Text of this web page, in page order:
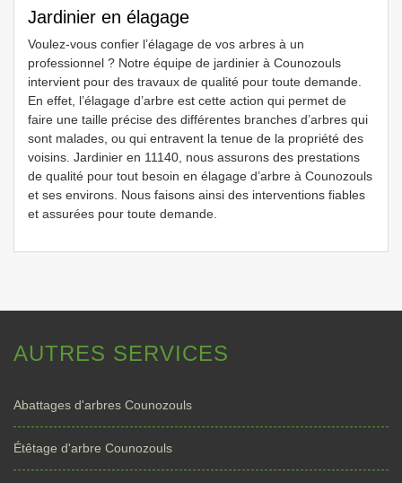
Jardinier en élagage
Voulez-vous confier l’élagage de vos arbres à un
professionnel ? Notre équipe de jardinier à Counozouls
intervient pour des travaux de qualité pour toute demande.
En effet, l’élagage d’arbre est cette action qui permet de
faire une taille précise des différentes branches d’arbres qui
sont malades, ou qui entravent la tenue de la propriété des
voisins. Jardinier en 11140, nous assurons des prestations
de qualité pour tout besoin en élagage d’arbre à Counozouls
et ses environs. Nous faisons ainsi des interventions fiables
et assurées pour toute demande.
AUTRES SERVICES
Abattages d'arbres Counozouls
Étêtage d'arbre Counozouls